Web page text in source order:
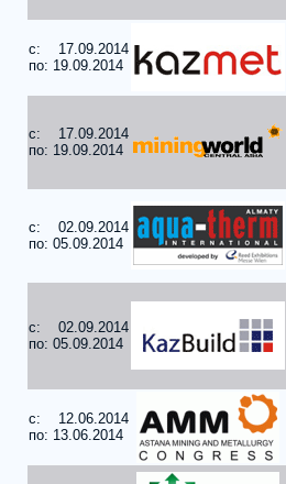
c: 17.09.2014
по: 19.09.2014
c: 17.09.2014
по: 19.09.2014
c: 02.09.2014
по: 05.09.2014
c: 02.09.2014
по: 05.09.2014
c: 12.06.2014
по: 13.06.2014